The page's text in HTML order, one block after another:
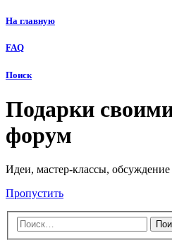
На главную
FAQ
Поиск
Подарки
форум
Идеи, мастер-классы,
Пропустить